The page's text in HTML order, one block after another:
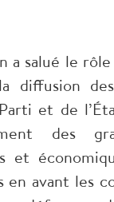
a salué le
diffusion
et de
des
et
en avant les